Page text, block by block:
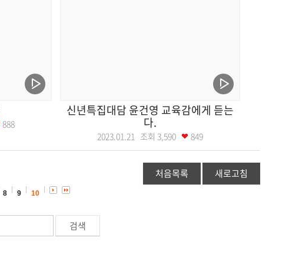
888
신년특집대담 윤건영 교육감에게 듣는
다.
2023.01.21 조회 3,590 849
처음목록 새로고침
8 9 10